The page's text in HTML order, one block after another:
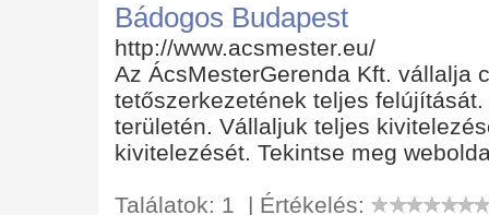
Bádogos Budapest
http://www.acsmester.eu/
Az ÁcsMesterGerenda Kft. vállalja
tetőszerkezetének teljes
területén. Vállaljuk teljes
kivitelezését. Tekintse meg
Találatok: 1 | Értékelés: